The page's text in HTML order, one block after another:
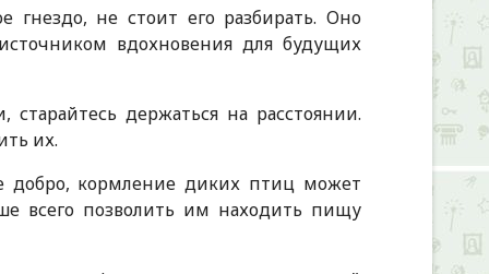
не стоит его разбирать. Оно
вдохновения для будущих
держаться на расстоянии.
их.
добро, кормление диких птиц может
всего позволить им находить пищу